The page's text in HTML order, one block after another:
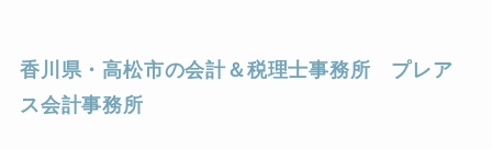
香川県・高松市の会計＆税理士事務所 プレア
ス会計事務所